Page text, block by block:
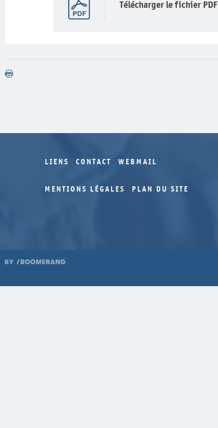
Télécharger le fichier PDF
LIENS CONTACT WEBMAIL
MENTIONS LÉGALES PLAN DU SITE